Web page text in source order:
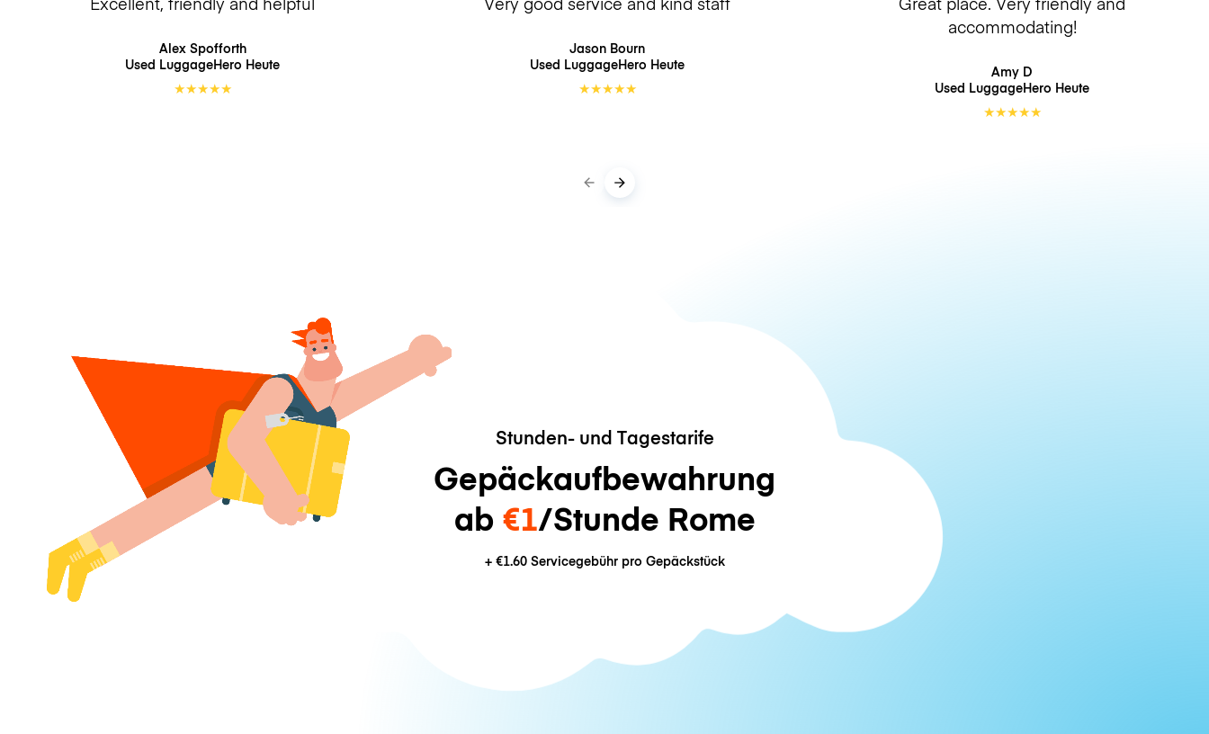
Alex Spofforth
Used LuggageHero Heute
★★★★★
Jason Bourn
Used LuggageHero Heute
★★★★★
accommodating!
Amy D
Used LuggageHero Heute
★★★★★
Stunden- und Tagestarife
Gepäckaufbewahrung
ab €1/Stunde Rome
+ €1.60Servicegebühr pro Gepäckstück